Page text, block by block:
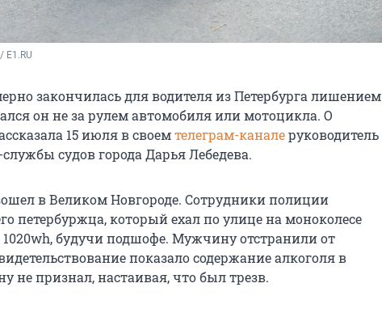
закончилась для водителя из Петербурга лишением
он не за рулем автомобиля или мотоцикла. О
15 июля в своемтелеграм-каналеруководитель
судов города Дарья Лебедева.
в Великом Новгороде. Сотрудники полиции
петербуржца,который ехал по улице на моноколесе
будучи подшофе. Мужчину отстранили от
показало содержание алкоголя в
не признал, настаивая, что был трезв.